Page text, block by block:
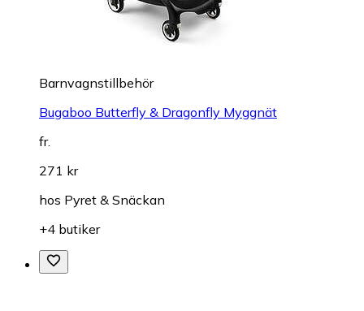
Barnvagnstillbehör
Bugaboo Butterfly & Dragonfly Myggnät
fr.
271 kr
hos Pyret & Snäckan
+4 butiker